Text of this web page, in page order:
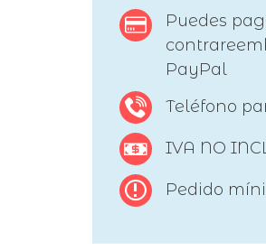
Puedes
PayPal
Teléfono
IVA NO
Pedido